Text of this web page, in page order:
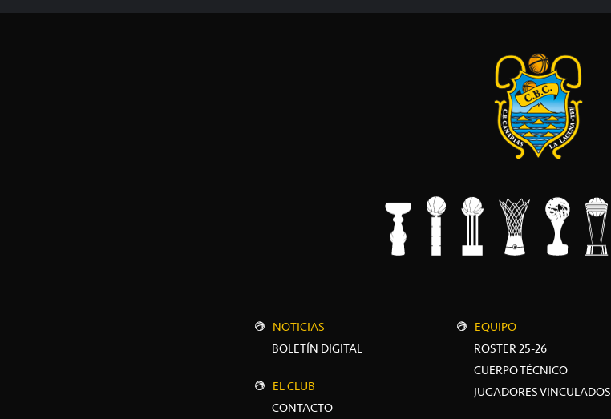
NOTICIAS
BOLETÍN DIGITAL
EL CLUB
CONTACTO
EQUIPO
ROSTER 25-26
CUERPO TÉCNICO
JUGADORES VINCULADOS